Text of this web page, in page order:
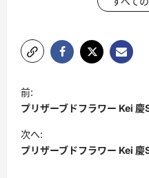
投
稿
ナ
ビ
前:
プリザーブドフラワー Kei
次へ:
プリザーブドフラワー Kei